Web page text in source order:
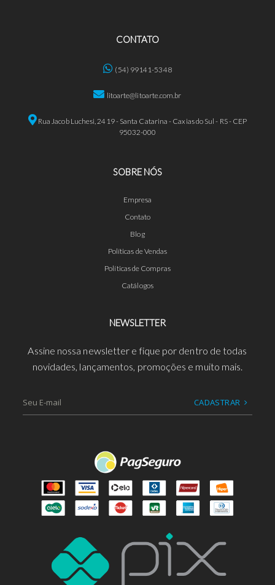
CONTATO
(54) 99141-5348
litoarte@litoarte.com.br
Rua Jacob Luchesi, 2419 - Santa Catarina - Caxias do Sul - RS - CEP
95032-000
SOBRE NÓS
Empresa
Contato
Blog
Políticas de Vendas
Políticas de Compras
Catálogos
NEWSLETTER
Assine nossa newsletter e fique por dentro de todas
novidades, lançamentos, promoções e muito mais.
CADASTRAR